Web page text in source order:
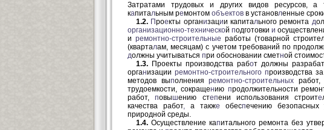
Затратами трудовых и других видов ресурсов, а
капитальным ремонтом объектов в установленные
1.2. Проекты организации капитального ремонта д
организационно-техническойподготовкии
и ремонтно-строительные работы (товарной
(кварталам, месяцам) с учетом требований по
должны учитываться при обосновании сметной
1.3. Проекты производства работ должны
организации ремонтно-строительного производства
методов выполнения ремонтно-строительных
трудоемкости, сокращению продолжительности
работ,повышению степени использования строите
качества работ,а также обеспечению
природной среды.
1.4. Осуществление капитального ремонта без